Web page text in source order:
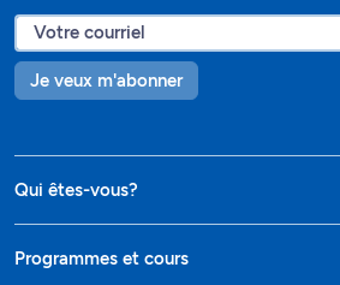
Je veux m'abonner
Qui êtes-vous?
Programmes et cours